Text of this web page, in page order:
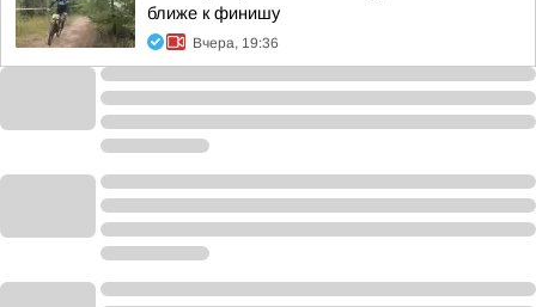
ближе к финишу
Вчера, 19:36